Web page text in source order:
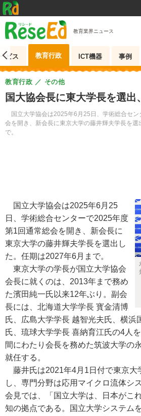
教育業界ニュース
ビス 教育行政 ICT機器 事例
国大協会長に東大学長を選出
国立大学協会は2025年6月25日、学術総合セン
会を開き、新会長に東京大学の藤井輝夫学長を選
で。
教育行政 その他
国立大学協会は2025年6月25
日、学術総合センターで2025年度
第1回通常総会を開き、新会長に
東京大学の藤井輝夫学長を選出し
た。任期は2027年6月まで。
東京大学の学長が国立大学協会
会長に就くのは、2013年まで務め
た濱田純一氏以来12年ぶり。副会
長には、北海道大学学長 寳金清博
氏、広島大学学長 越智光夫氏、横浜
氏、琉球大学学長 喜納育江氏の4人
間にわたり会長を務めた筑波大学の
就任する。
藤井氏は2021年4月1日付で東京大
し、専門分野は応用マイクロ流体シ
会見では、「国立大学は、日本がこ
知の拠点である。国立大学システム